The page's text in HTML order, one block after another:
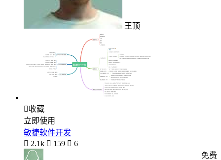
王顶
收藏
立即使用
敏捷软件开发
 2.1k  159  6
免费